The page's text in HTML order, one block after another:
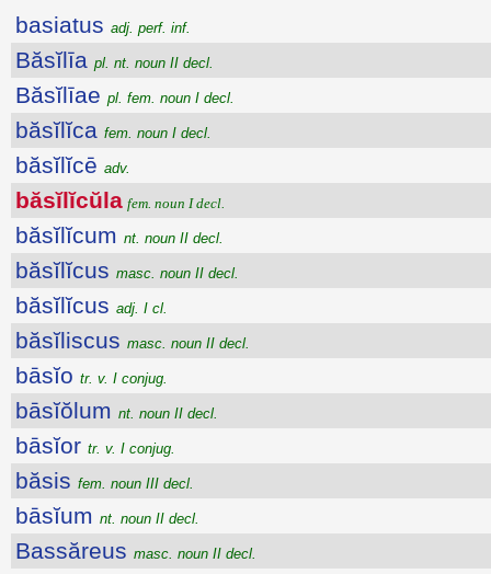
basiatus adj. perf. inf.
Băsĭlīa pl. nt. noun II decl.
Băsĭlīae pl. fem. noun I decl.
băsĭlĭca fem. noun I decl.
băsĭlĭcē adv.
băsĭlĭcŭla fem. noun I decl.
băsĭlĭcum nt. noun II decl.
băsĭlĭcus masc. noun II decl.
băsĭlĭcus adj. I cl.
băsĭliscus masc. noun II decl.
bāsĭo tr. v. I conjug.
bāsĭŏlum nt. noun II decl.
bāsĭor tr. v. I conjug.
băsis fem. noun III decl.
bāsĭum nt. noun II decl.
Bassăreus masc. noun II decl.